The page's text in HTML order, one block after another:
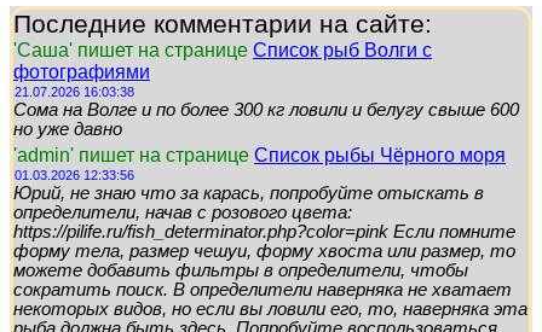
Последние комментарии на сайте:
'Саша' пишет на странице Список рыб Волги с
фотографиями
21.07.2026 16:03:38
Сома на Волге и по более 300 кг ловили и белугу свыше 600
но уже давно
'admin' пишет на странице Список рыбы Чёрного моря
01.03.2026 12:33:56
Юрий, не знаю что за карась, попробуйте отыскать в
определители, начав с розового цвета:
https://pilife.ru/fish_determinator.php?color=pink Если помните
форму тела, размер чешуи, форму хвоста или размер, то
можете добавить фильтры в определители, чтобы
сократить поиск. В определители наверняка не хватает
некоторых видов, но если вы ловили его, то, наверняка эта